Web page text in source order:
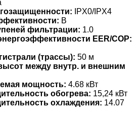
IPX0/IPX4
B
фильтрации: 1.0
EER/COP:
(трассы): 50 м
между внутр. и внешним
мощность: 4.68 кВт
обогрева: 15,24 кВт
охлаждения: 14.07